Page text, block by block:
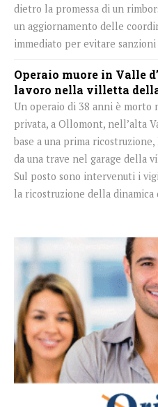
dietro la promessa di un
un aggiornamento delle
immediato per evitare sanzioni
Operaio muore in Valle
lavoro nella villetta
Un operaio di 38 anni è morto
privata, a Ollomont, nell’alta
base a una prima
da una trave nel garage della
Sul posto sono intervenuti i
la ricostruzione della dinamica